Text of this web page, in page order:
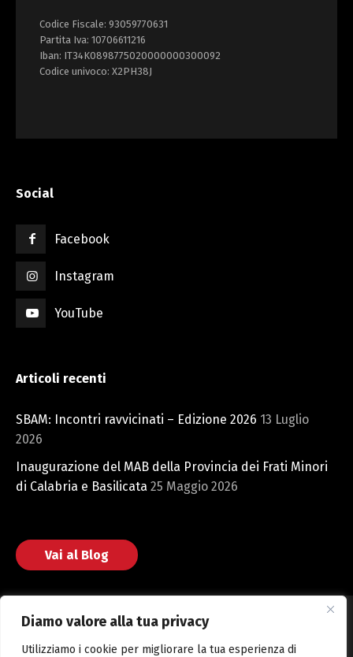
Diamo valore alla tua privacy
Utilizziamo i cookie per migliorare la tua esperienza di
Codice Fiscale: 93059770631
Partita Iva: 10706611216
Iban: IT34K0898775020000000300092
Codice univoco: X2PH38J
Social
Facebook
Instagram
YouTube
Articoli recenti
SBAM: Incontri ravvicinati – Edizione 2026 13 Luglio
2026
Inaugurazione del MAB della Provincia dei Frati Minori
di Calabria e Basilicata 25 Maggio 2026
Vai al Blog